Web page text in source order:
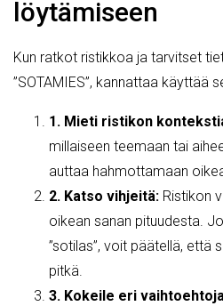
löytämiseen
Kun ratkot ristikkoa ja tarvitset
”SOTAMIES”, kannattaa käyttää
1. Mieti ristikon
millaiseen teemaan tai
auttaa hahmottamaan
2. Katso vihjeitä: Ristikon
oikean sanan pituudesta.
”sotilas”, voit päätellä, että
pitkä.
3. Kokeile eri